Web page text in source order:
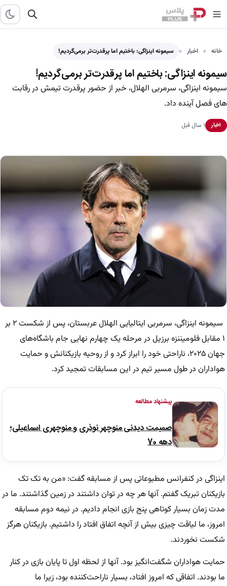
خانه اخبار سیمونه اینزاگی: باختیم اما پرقدرت‌تر برمی‌گردیم!
سیمونه اینزاگی: باختیم اما پرقدرت‌تر برمی‌گردیم!
سیمونه اینزاگی، سرمربی الهلال، خبر از حضور پرقدرت تیمش در رقابت
های فصل آینده داد.
اخبار ۱ سال قبل
سیمونه اینزاگی، سرمربی ایتالیایی الهلال عربستان، پس از شکست ۲ بر
۱ مقابل فلومیننزه برزیل در مرحله یک چهارم نهایی جام باشگاه‌های
جهان ۲۰۲۵، ناراحتی خود را ابراز کرد و از روحیه بازیکنانش و حمایت
هواداران در طول مسیر تیم در این مسابقات تمجید کرد.
پیشنهاد مطالعه
صمیمت دیدنی منوچهر نوذری و منوچهری اسماعیلی؛
دهه 70
اینزاگی در کنفرانس مطبوعاتی پس از مسابقه گفت: «من به تک تک
بازیکنان تبریک گفتم. آنها هر چه در توان داشتند در زمین گذاشتند. ما در
مدت زمان بسیار کوتاهی پنج بازی انجام دادیم. در نیمه دوم مسابقه
امروز، ما لیاقت چیزی بیش از آنچه اتفاق افتاد را داشتیم. بازیکنان هرگز
شکست نخوردند.
حمایت هواداران شگفت‌انگیز بود. آنها از لحظه اول تا پایان بازی در کنار
ما بودند. اتفاقی که امروز افتاد، بسیار ناراحت‌کننده بود، زیرا ما